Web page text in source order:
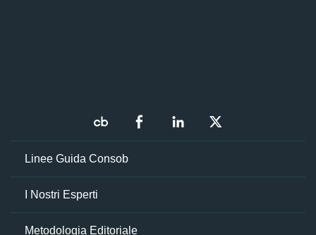
Linee Guida Consob
I Nostri Esperti
Metodologia Editoriale